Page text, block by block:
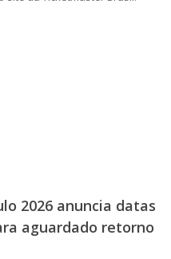
2026 anuncia datas
aguardado retorno